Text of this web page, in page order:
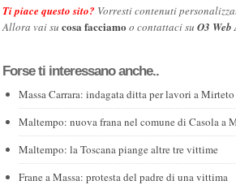
Ti piace questo sito? Vorresti contenuti
Allora vai su cosa facciamo o contattaci su O3 Web
Forse ti interessano anche..
Massa Carrara: indagata ditta per lavori a Mirteto
Maltempo: nuova frana nel comune di Casola a
Maltempo: la Toscana piange altre tre vittime
Frane a Massa: protesta del padre di una vittima